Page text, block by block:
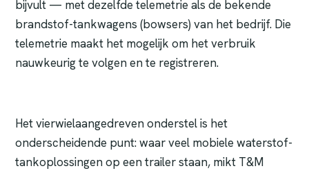
bijvult — met dezelfde telemetrie als de bekende
brandstof-tankwagens (bowsers) van het bedrijf. Die
telemetrie maakt het mogelijk om het verbruik
nauwkeurig te volgen en te registreren.
Het vierwielaangedreven onderstel is het
onderscheidende punt: waar veel mobiele waterstof-
tankoplossingen op een trailer staan, mikt T&M